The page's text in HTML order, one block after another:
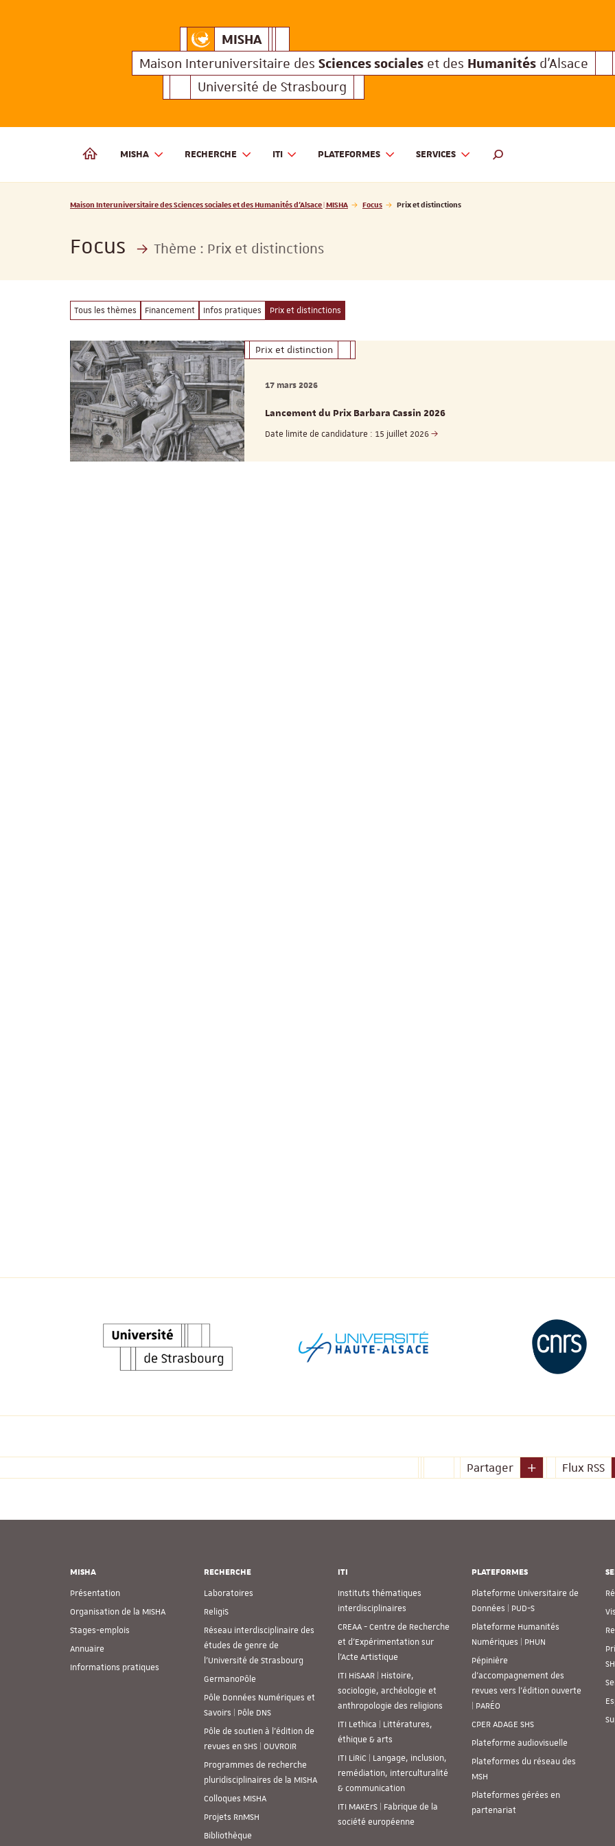
MISHAMaison Interuniversitaire des
Maison Interuniversitaire des Sciences sociales et des Humanités d'Alsace
Université de Strasbourg
MAISON INTERUNIVERSITAIRE DES SCIENCES SOCIALES ET DES HUMANITÉS D'ALSACE | MISHA
MISHA RECHERCHE ITI PLATEFORMES SERVICES
MOTEUR DE RECHERCHE
Maison Interuniversitaire des
Vous êtes ici :
Maison Interuniversitaire des Sciences sociales et des Humanités d'Alsace | MISHA Focus Prix et distinctions
Focus Thème : Prix et distinctions
Tous les thèmes Financement Infos pratiques Prix et distinctions
Prix et distinction
17 mars 2026
Lancement du Prix Barbara Cassin 2026
Date limite de candidature : 15 juillet 2026
Partager Flux RSS
MISHA
Présentation
Organisation de la MISHA
Stages-emplois
Annuaire
Informations pratiques
RECHERCHE
Laboratoires
ReligiS
Réseau interdisciplinaire des
études de genre de
l’Université de Strasbourg
GermanoPôle
Pôle Données Numériques et
Savoirs | Pôle DNS
Pôle de soutien à l’édition de
revues en SHS | OUVROIR
Programmes de recherche
pluridisciplinaires de la MISHA
Colloques MISHA
Projets RnMSH
Bibliothèque
ITI
Instituts thématiques
interdisciplinaires
CREAA - Centre de Recherche
et d’Expérimentation sur
l’Acte Artistique
ITI HiSAAR | Histoire,
sociologie, archéologie et
anthropologie des religions
ITI Lethica | Littératures,
éthique & arts
ITI LiRiC | Langage, inclusion,
remédiation, interculturalité
& communication
ITI MAKErS | Fabrique de la
société européenne
PLATEFORMES
Plateforme Universitaire de
Données | PUD-S
Plateforme Humanités
Numériques | PHUN
Pépinière
d’accompagnement des
revues vers l’édition ouverte
| PARÉO
CPER ADAGE SHS
Plateforme audiovisuelle
Plateformes du réseau des
MSH
Plateformes gérées en
partenariat